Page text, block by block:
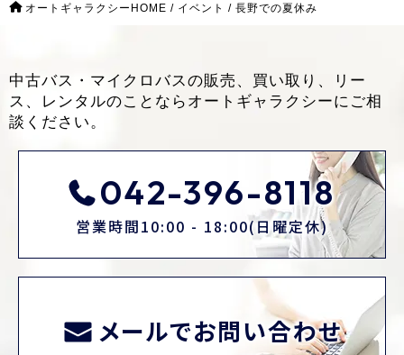
オートギャラクシーHOME / イベント / 長野での夏休み
中古バス・マイクロバスの販売、買い取り、リー
ス、レンタルのことなら オートギャラクシーにご相
談ください。
042-396-8118
営業時間10:00 - 18:00(日曜定休)
メールでお問い合わせ